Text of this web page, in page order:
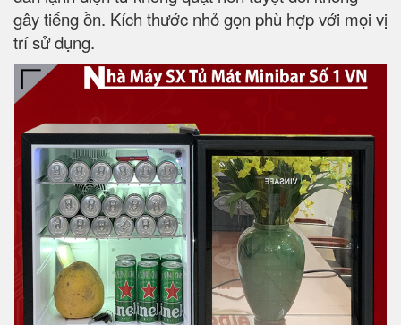
gây tiếng ồn. Kích thước nhỏ gọn phù hợp với mọi vị
trí sử dụng.